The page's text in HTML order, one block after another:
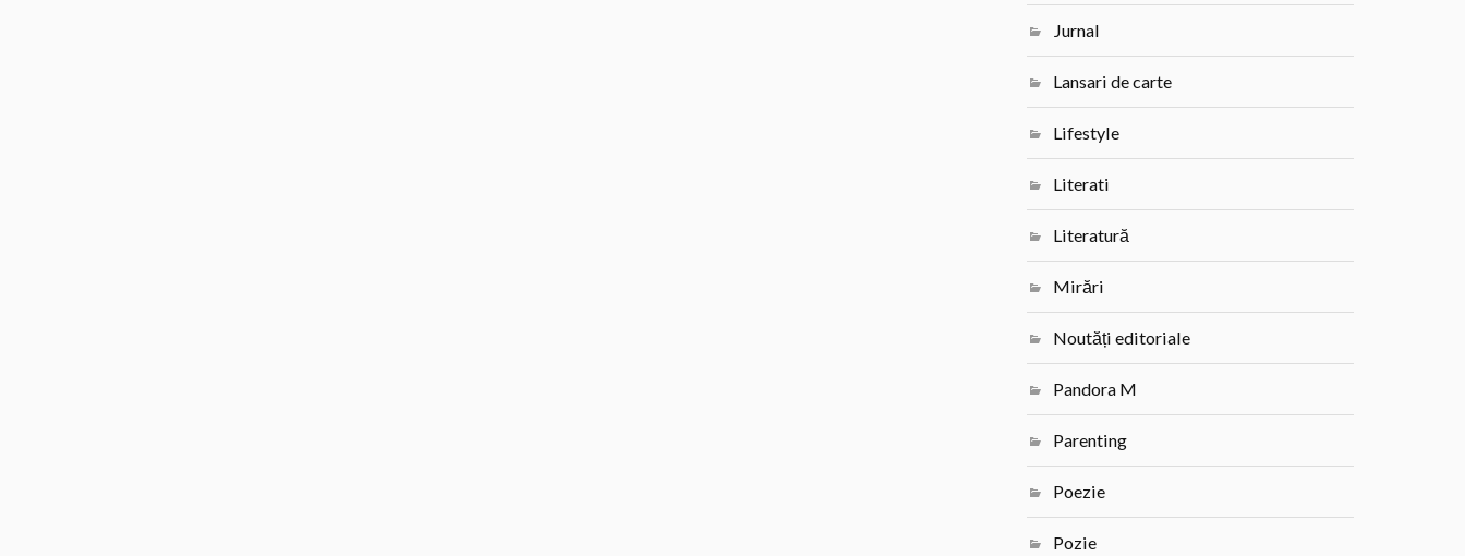
Jurnal
Lansari de carte
Lifestyle
Literati
Literatură
Mirări
Noutăți editoriale
Pandora M
Parenting
Poezie
Pozie